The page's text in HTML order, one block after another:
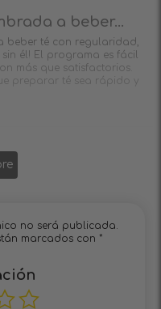
a beber...
beber té con regularidad,
él! El programa es fácil
más que satisfactorios.
preparar té sea rápido y
no será publicada.
marcados con *